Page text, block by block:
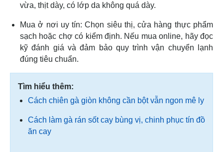
vừa, thịt dày, có lớp da không quá dày.
Mua ở nơi uy tín: Chọn siêu thị, cửa hàng thực phẩm
sạch hoặc chợ có kiểm định. Nếu mua online, hãy đọc
kỹ đánh giá và đảm bảo quy trình vận chuyển lạnh
đúng tiêu chuẩn.
Tìm hiểu thêm:
Cách chiên gà giòn không cần bột vẫn ngon mê ly
Cách làm gà rán sốt cay bùng vị, chinh phục tín đồ
ăn cay